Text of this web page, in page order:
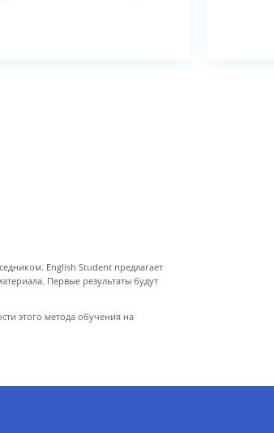
English Student предлагает
Первые результаты будут
этого метода обучения на